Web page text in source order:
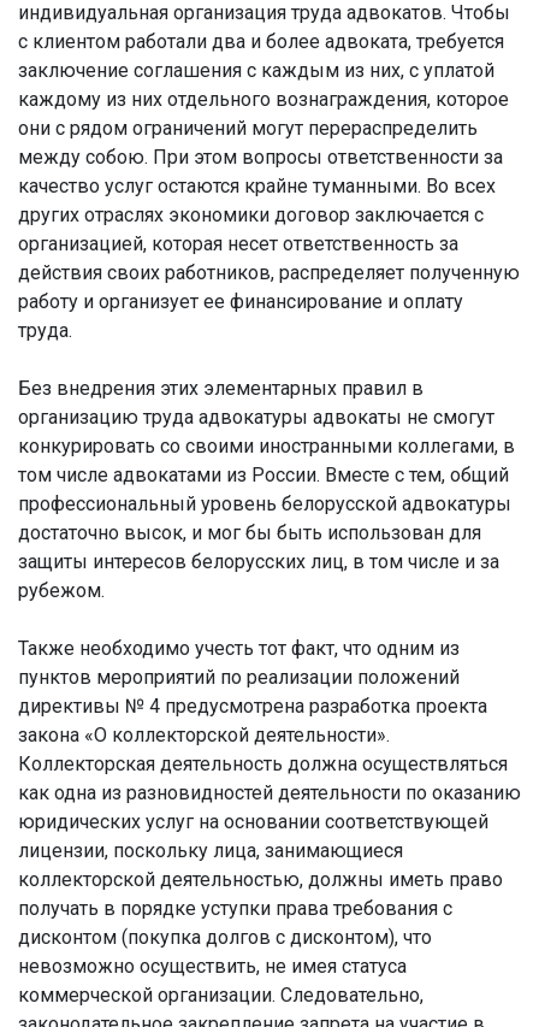
индивидуальная организация труда адвокатов. Чтобы
с клиентом работали два и более адвоката, требуется
заключение соглашения с каждым из них, с уплатой
каждому из них отдельного вознаграждения, которое
они с рядом ограничений могут перераспределить
между собою. При этом вопросы ответственности за
качество услуг остаются крайне туманными. Во всех
других отраслях экономики договор заключается с
организацией, которая несет ответственность за
действия своих работников, распределяет полученную
работу и организует ее финансирование и оплату
труда.
Без внедрения этих элементарных правил в
организацию труда адвокатуры адвокаты не смогут
конкурировать со своими иностранными коллегами, в
том числе адвокатами из России. Вместе с тем, общий
профессиональный уровень белорусской адвокатуры
достаточно высок, и мог бы быть использован для
защиты интересов белорусских лиц, в том числе и за
рубежом.
Также необходимо учесть тот факт, что одним из
пунктов мероприятий по реализации положений
директивы № 4 предусмотрена разработка проекта
закона «О коллекторской деятельности».
Коллекторская деятельность должна осуществляться
как одна из разновидностей деятельности по оказанию
юридических услуг на основании соответствующей
лицензии, поскольку лица, занимающиеся
коллекторской деятельностью, должны иметь право
получать в порядке уступки права требования с
дисконтом (покупка долгов с дисконтом), что
невозможно осуществить, не имея статуса
коммерческой организации. Следовательно,